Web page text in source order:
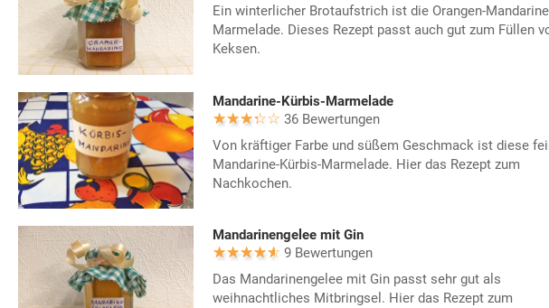
Ein winterlicher Brotaufstrich ist die Orangen-
Marmelade. Dieses Rezept passt auch gut zum Füllen
Keksen.
Mandarine-Kürbis-Marmelade
36 Bewertungen
Von kräftiger Farbe und süßem Geschmack ist diese
Mandarine-Kürbis-Marmelade. Hier das Rezept zum
Nachkochen.
Mandarinengelee mit Gin
9 Bewertungen
Das Mandarinengelee mit Gin passt sehr gut als
weihnachtliches Mitbringsel. Hier das Rezept zum